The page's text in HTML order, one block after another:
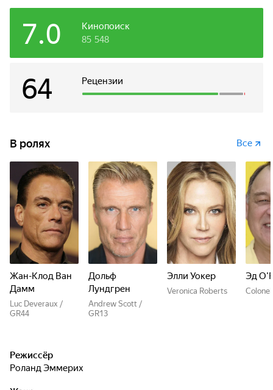
Кинопоиск
7.0 85 548
Рецензии
64
В ролях Все
Жан-Клод Ван
Дамм
Luc Deveraux /
GR44
Дольф
Лундгрен
Andrew Scott /
GR13
Элли Уокер
Veronica Roberts
Эд
Режиссёр
Роланд Эммерих